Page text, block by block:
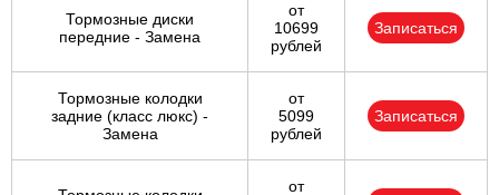
Тормозные диски
передние - Замена
от
10699
рублей
Записаться
Тормозные колодки
задние (класс люкс) -
Замена
от
5099
рублей
Записаться
от